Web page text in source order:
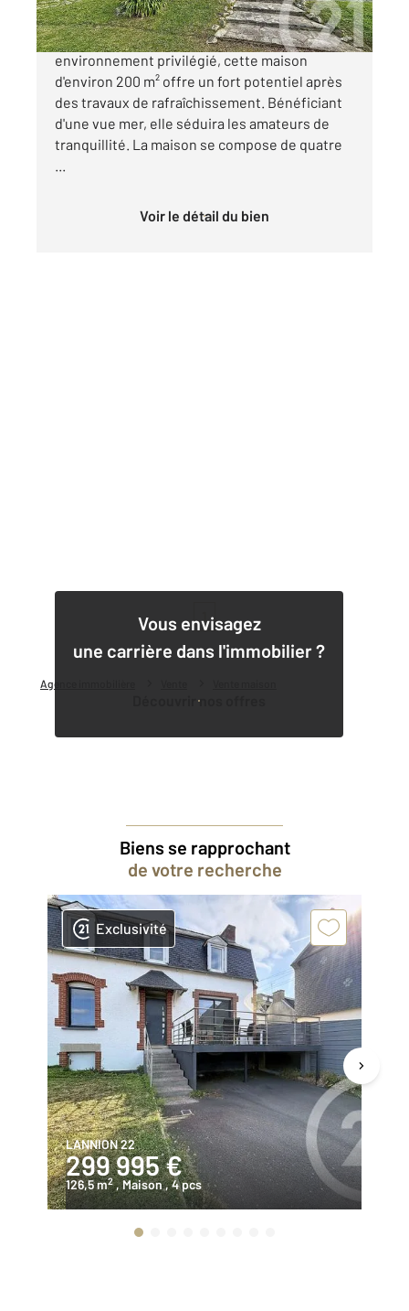
Agence immobilière
Idéalement située à Trébeurden, dans un
environnement privilégié, cette maison
d'environ 200 m² offre un fort potentiel après
des travaux de rafraîchissement. Bénéficiant
d'une vue mer, elle séduira les amateurs de
tranquillité. La maison se compose de quatre
...
Voir le détail du bien
Vous envisagez
une carrière dans l'immobilier ?
Découvrir nos offres
Biens se rapprochant
de votre recherche
Exclusivité
LANNION 22
299 995 €
126,5 m2 , Maison, 4 pcs